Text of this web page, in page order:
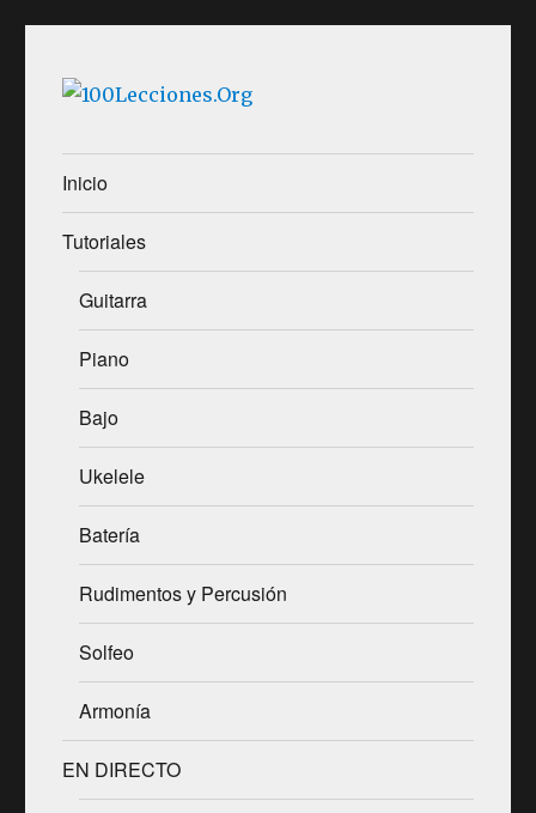
Inicio
Tutoriales
Guitarra
Piano
Bajo
Ukelele
Batería
Rudimentos y Percusión
Solfeo
Armonía
EN DIRECTO